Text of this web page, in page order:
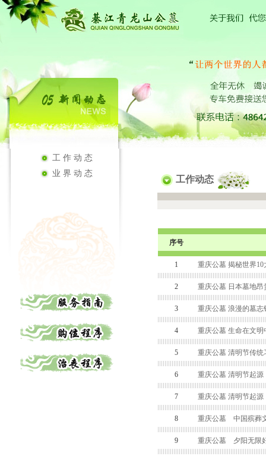
工作动态
业界动态
工作动态
序号
1 重庆公墓 揭秘世界10
2 重庆公墓 日本墓地
3 重庆公墓 浪漫的墓志
4 重庆公墓 生命在文明
5 重庆公墓 清明节传统
6 重庆公墓 清明节起源
7 重庆公墓 清明节起源
8 重庆公墓 中国殡葬
9 重庆公墓 夕阳无限